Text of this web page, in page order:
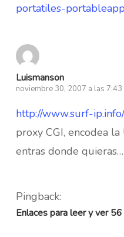
portatiles-
Luismanson
noviembre 30, 2007 a las 7:43
http://www.surf-ip.info/
proxy CGI, encodea
entras donde quieras…
Pingback:
Enlaces para leer y ver